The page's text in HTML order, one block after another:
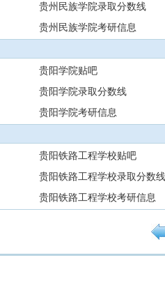
贵州民族学院录取分数线
贵州民族学院考研信息
贵阳学院贴吧
贵阳学院录取分数线
贵阳学院考研信息
贵阳铁路工程学校贴吧
贵阳铁路工程学校录取分数线
贵阳铁路工程学校考研信息